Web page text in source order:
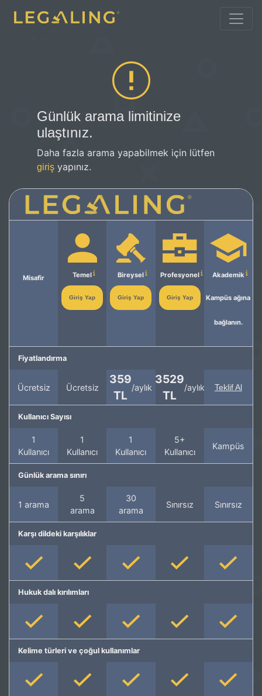
Günlük arama limitinize
ulaştınız.
Daha fazla arama yapabilmek için lütfen
giriş yapınız.
Misafir Temel
Giriş Yap
Bireysel
Giriş Yap
Profesyonel
Giriş Yap
Akademik
Kampüs ağına
bağlanın.
Fiyatlandırma
Ücretsiz Ücretsiz
359
TL
/aylık
3529
TL
/aylık Teklif Al
Kullanıcı Sayısı
1
Kullanıcı
1
Kullanıcı
1
Kullanıcı
5+
Kullanıcı
Kampüs
Günlük arama sınırı
1 arama
5
arama
30
arama
Sınırsız Sınırsız
Karşı dildeki karşılıklar
Hukuk dalı kırılımları
Kelime türleri ve çoğul kullanımlar